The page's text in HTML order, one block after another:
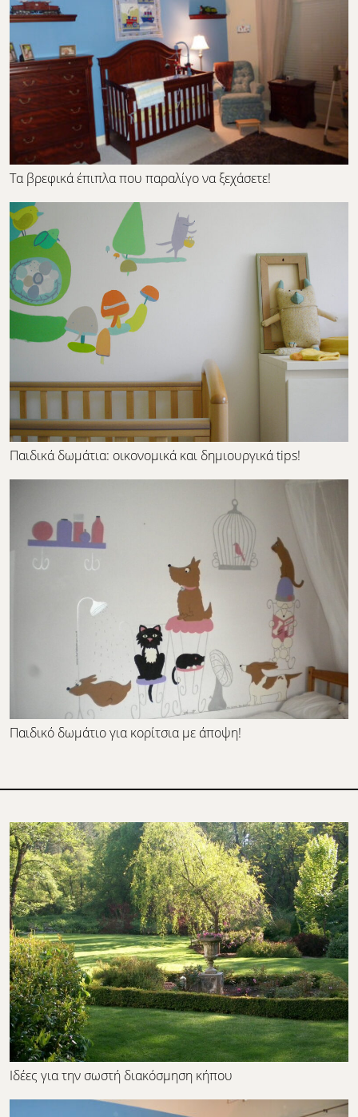
Τα βρεφικά έπιπλα που παραλίγο να ξεχάσετε!
Παιδικά δωμάτια: οικονομικά και δημιουργικά tips!
Παιδικό δωμάτιο για κορίτσια με άποψη!
Ιδέες για την σωστή διακόσμηση κήπου